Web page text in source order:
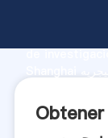
de
clientes.
Obtener دستگاه قالب گیری آجر ماسه